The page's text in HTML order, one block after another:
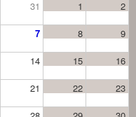
31 1 2
7 8 9
14 15 16
21 22 23